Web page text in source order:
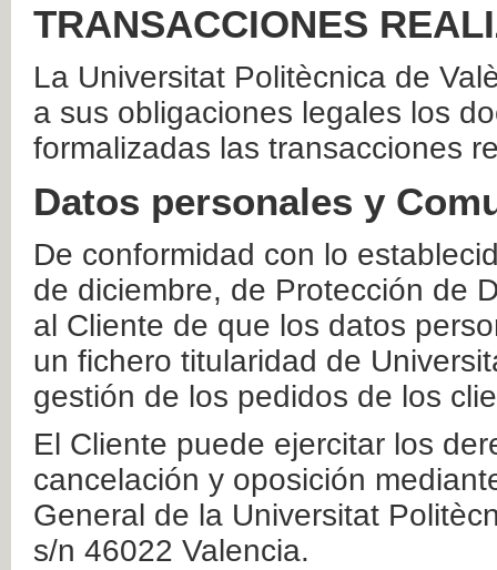
TRANSACCIONES
La Universitat Politècnica de
a sus obligaciones legales los
formalizadas las transacciones
Datos personales y
De conformidad con lo
de diciembre, de Protección de
al Cliente de que los datos
un fichero titularidad de
gestión de los pedidos de los
El Cliente puede ejercitar los
cancelación y oposición
General de la Universitat
s/n 46022 Valencia.